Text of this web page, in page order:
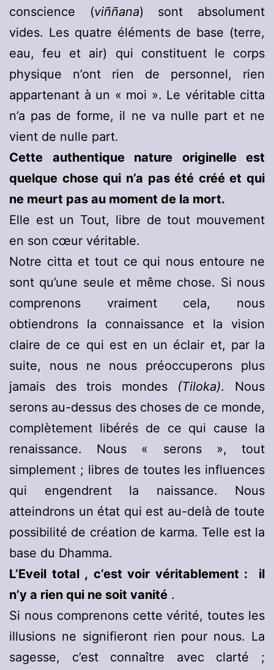
conscience (viññana) sont absolument
vides. Les quatre éléments de base (terre,
eau, feu et air) qui constituent le corps
physique n’ont rien de personnel, rien
appartenant à un « moi ». Le véritable citta
n’a pas de forme, il ne va nulle part et ne
vient de nulle part.
Cette authentique nature originelle est
quelque chose qui n’a pas été créé et qui
ne meurt pas au moment de la mort.
Elle est un Tout, libre de tout mouvement
en son cœur véritable.
Notre citta et tout ce qui nous entoure ne
sont qu’une seule et même chose. Si nous
comprenons vraiment cela, nous
obtiendrons la connaissance et la vision
claire de ce qui est en un éclair et, par la
suite, nous ne nous préoccuperons plus
jamais des trois mondes (Tiloka). Nous
serons au-dessus des choses de ce monde,
complètement libérés de ce qui cause la
renaissance. Nous « serons », tout
simplement ; libres de toutes les influences
qui engendrent la naissance. Nous
atteindrons un état qui est au-delà de toute
possibilité de création de karma. Telle est la
base du Dhamma.
L’Eveil total , c’est voir véritablement :
il
n’y a rien qui ne soit vanité .
Si nous comprenons cette vérité, toutes les
illusions ne signifieront rien pour nous. La
sagesse, c’est connaître avec clarté ;